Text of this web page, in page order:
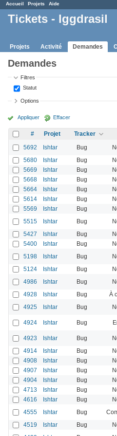
Accueil Projets Aide
Tickets - Iggdrasil
Projets Activité Demandes
Demandes
Filtres
Statut
Options
Appliquer Effacer
# Projet Tracker
5692
Ishtar Bug
5680 Ishtar Bug
5669 Ishtar Bug
5668 Ishtar Bug
5664 Ishtar Bug
5614 Ishtar Bug
5569 Ishtar Bug
5515 Ishtar Bug
5427 Ishtar Bug
5400 Ishtar Bug
5198 Ishtar Bug
5124 Ishtar Bug
4986 Ishtar Bug
4928 Ishtar Bug À
4925 Ishtar Bug
4924 Ishtar Bug
4923 Ishtar Bug
4914 Ishtar Bug
4908 Ishtar Bug
4907 Ishtar Bug
4904 Ishtar Bug
4713 Ishtar Bug
4616 Ishtar Bug
4555 Ishtar Bug
4519 Ishtar Bug